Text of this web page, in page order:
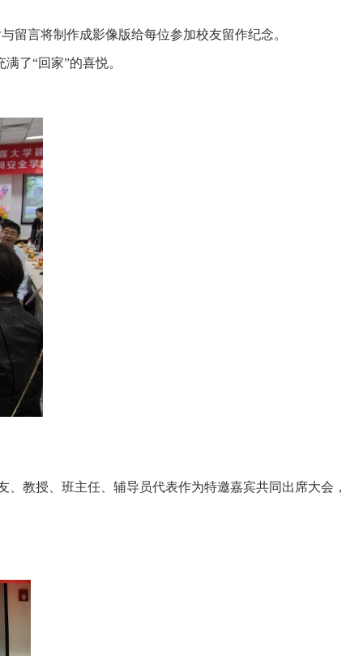
留言将制作成影像版给每位参加校友留作纪念。
了“回家”的喜悦。
教授、班主任、辅导员代表作为特邀嘉宾共同出席大会，